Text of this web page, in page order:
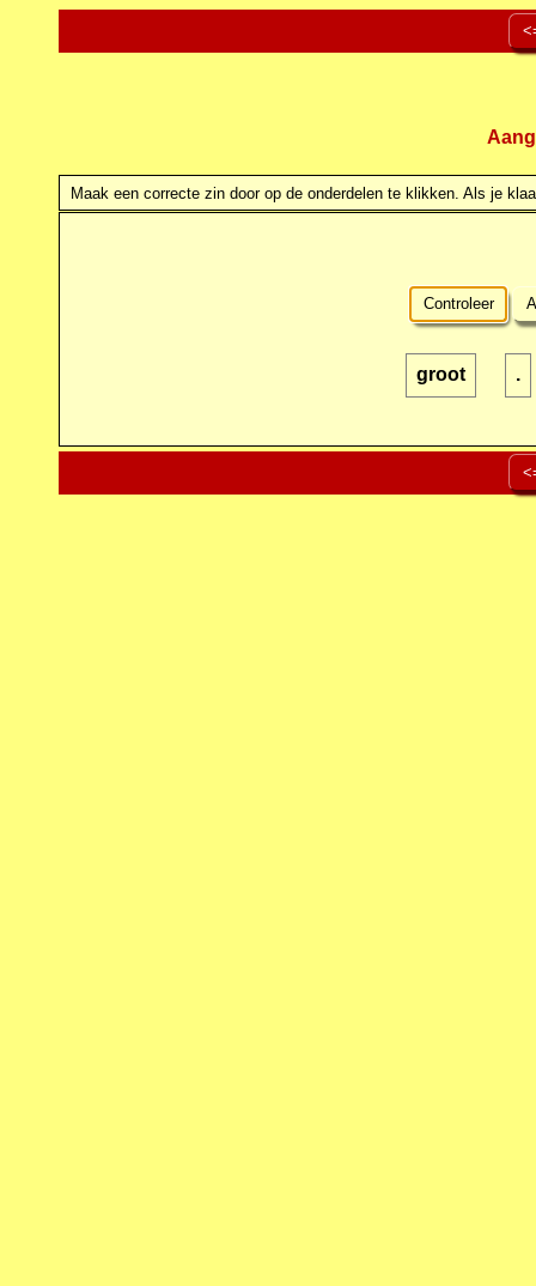
Maak een correcte zin door op de onderdelen te klikken. Als je
Controleer
groot .